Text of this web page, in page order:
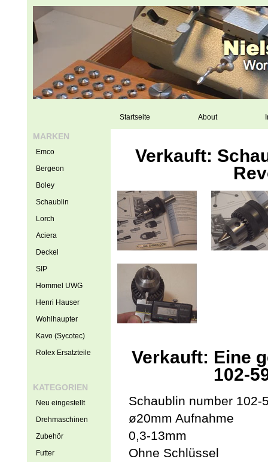
Startseite About
Verkauft:
Verkauft: Eine
102-
Schaublin number 102-
ø20mm Aufnahme
0,3-13mm
Ohne Schlüssel
MARKEN
Emco
Bergeon
Boley
Schaublin
Lorch
Aciera
Deckel
SIP
Hommel UWG
Henri Hauser
Wohlhaupter
Kavo (Sycotec)
Rolex Ersatzteile
KATEGORIEN
Neu eingestellt
Drehmaschinen
Zubehör
Futter